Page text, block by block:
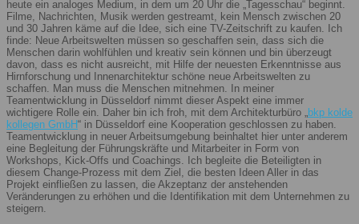
heute ein analoges Medium, in dem um 20 Uhr die „Tagesschau“ beginnt.
Filme, Nachrichten, Musik werden gestreamt, kein Mensch zwischen 20
und 30 Jahren käme auf die Idee, sich eine TV-Zeitschrift zu kaufen. Ich
finde: Neue Arbeitswelten müssen so geschaffen sein, dass sich die
Menschen darin wohlfühlen und kreativ sein können und bin überzeugt
davon, dass es nicht ausreicht, mit Hilfe der neuesten Erkenntnisse aus
Hirnforschung und Innenarchitektur schöne neue Arbeitswelten zu
schaffen. Man muss die Menschen mitnehmen. In meiner
Teamentwicklung in Düsseldorf nimmt dieser Aspekt eine immer
wichtigere Rolle ein. Daher bin ich froh, mit dem Architekturbüro „bkp kolde
kollegen GmbH“ in Düsseldorf eine Kooperation geschlossen zu haben.
Teamentwicklung in neuer Arbeitsumgebung beinhaltet hier unter anderem
eine Begleitung der Führungskräfte und Mitarbeiter in Form von
Workshops, Kick-Offs und Coachings. Ich begleite die Beteiligten in
diesem Change-Prozess mit dem Ziel, die besten Ideen Aller in das
Projekt einfließen zu lassen, die Akzeptanz der anstehenden
Veränderungen zu erhöhen und die Identifikation mit dem Unternehmen zu
steigern.